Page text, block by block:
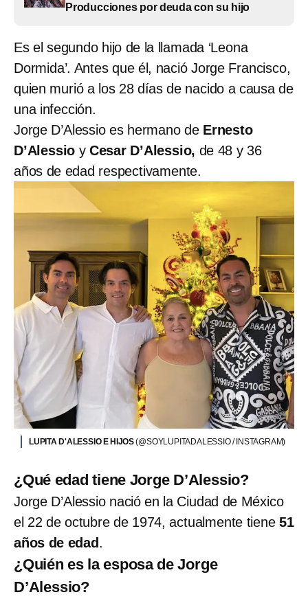
Producciones por deuda con su hijo
Es el segundo hijo de la llamada ‘Leona
Dormida’. Antes que él, nació Jorge Francisco,
quien murió a los 28 días de nacido a causa de
una infección.
Jorge D’Alessio es hermano de Ernesto
D’Alessio yCesar D’Alessio, de 48 y 36
años de edad respectivamente.
LUPITA D'ALESSIO E HIJOS(@SOYLUPITADALESSIO / INSTAGRAM)
¿Qué edad tiene Jorge D’Alessio?
Jorge D’Alessio nació en la Ciudad de México
el 22 de octubre de 1974, actualmente tiene 51
años de edad.
¿Quién es la esposa de Jorge
D’Alessio?